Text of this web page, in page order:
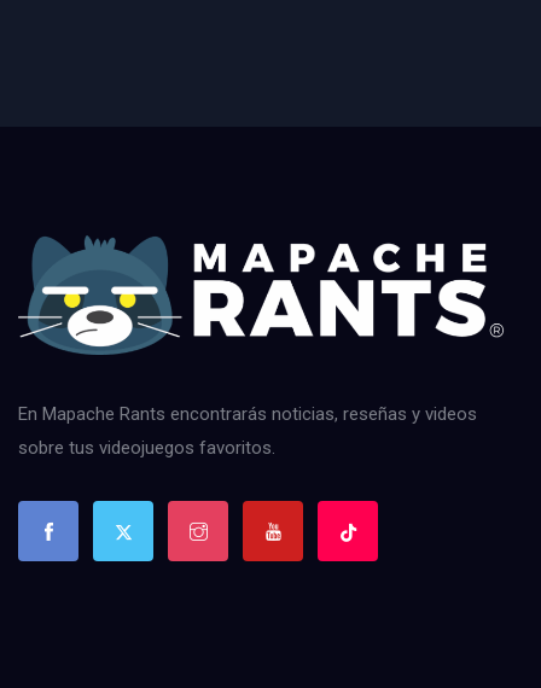
En Mapache Rants encontrarás noticias, reseñas y videos
sobre tus videojuegos favoritos.